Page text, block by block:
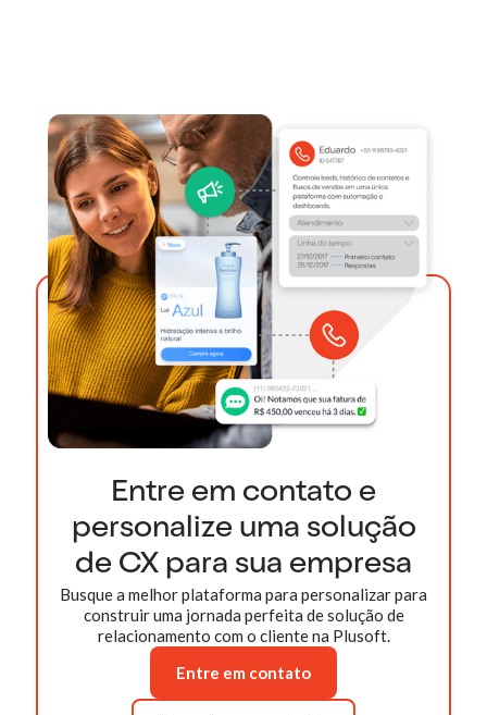
Entre em contato e
personalize uma solução
de CX para sua empresa
Busque a melhor plataforma para personalizar para
construir uma jornada perfeita de solução de
relacionamento com o cliente na Plusoft.
Entre em contato